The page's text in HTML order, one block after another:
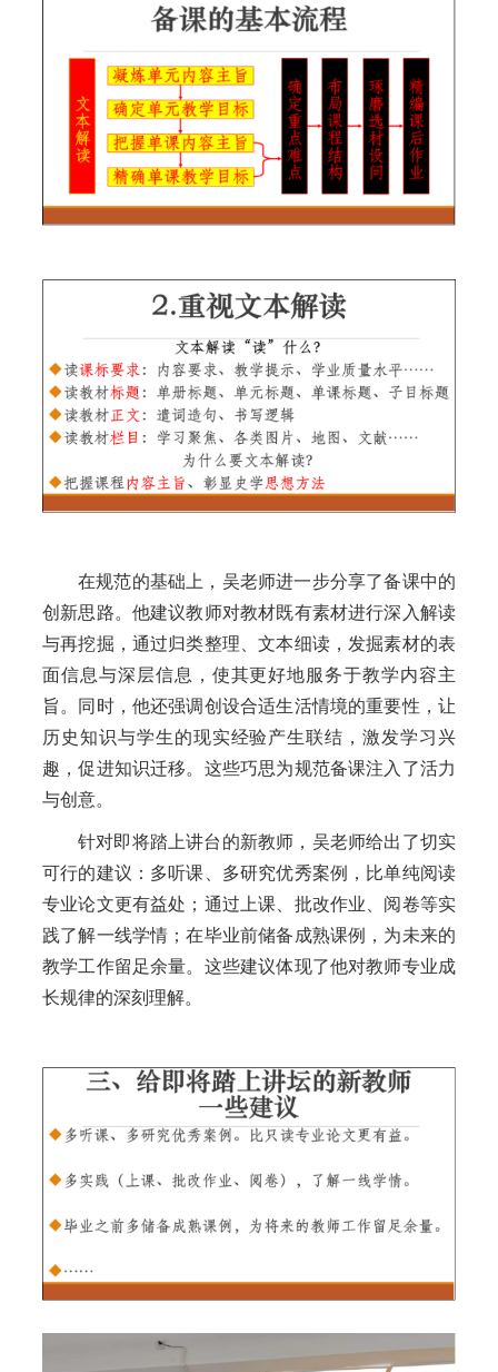
在规范的基础上，吴老师进一步分享了备课中的
创新思路。他建议教师对教材既有素材进行深入解读
与再挖掘，通过归类整理、文本细读，发掘素材的表
面信息与深层信息，使其更好地服务于教学内容主
旨。同时，他还强调创设合适生活情境的重要性，让
历史知识与学生的现实经验产生联结，激发学习兴
趣，促进知识迁移。这些巧思为规范备课注入了活力
与创意。
针对即将踏上讲台的新教师，吴老师给出了切实
可行的建议：多听课、多研究优秀案例，比单纯阅读
专业论文更有益处；通过上课、批改作业、阅卷等实
践了解一线学情；在毕业前储备成熟课例，为未来的
教学工作留足余量。这些建议体现了他对教师专业成
长规律的深刻理解。